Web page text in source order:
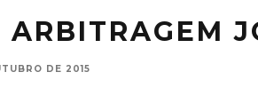
ARBITRAGEM
DE 2015